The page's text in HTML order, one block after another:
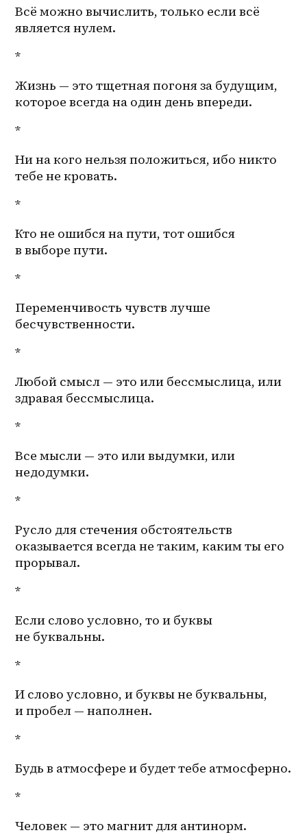
Всё можно вычислить, только если всё
является нулем.
*
Жизнь — это тщетная погоня за будущим,
которое всегда на один день впереди.
*
Ни на кого нельзя положиться, ибо никто
тебе не кровать.
*
Кто не ошибся на пути, тот ошибся
в выборе пути.
*
Переменчивость чувств лучше
бесчувственности.
*
Любой смысл — это или бессмыслица, или
здравая бессмыслица.
*
Все мысли — это или выдумки, или
недодумки.
*
Русло для стечения обстоятельств
оказывается всегда не таким, каким ты его
прорывал.
*
Если слово условно, то и буквы
не буквальны.
*
И слово условно, и буквы не буквальны,
и пробел — наполнен.
*
*
Человек — это магнит для антинорм.